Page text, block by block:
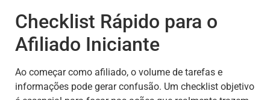
Checklist Rápido para o
Afiliado Iniciante
Ao começar como afiliado, o volume de tarefas e
informações pode gerar confusão. Um checklist objetivo